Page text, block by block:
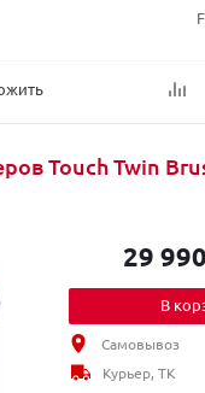
Touch Twin
29
В
Самовывоз
Курьер, ТК